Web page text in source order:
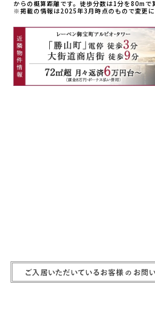
からの概算距離です。徒歩分数は1分を80mで
※掲載の情報は2025年3月時点のもので変更に